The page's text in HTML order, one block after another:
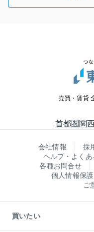
売買・賃貸
首都圏関
会社情報 採
ヘルプ・よく
各種お問合せ
個人情報保
ご
買いたい